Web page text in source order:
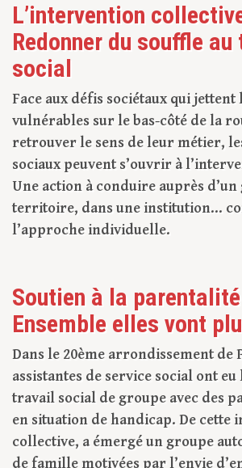
L’intervention
Redonner du souffle
social
Face aux défis sociétaux qui jettent
vulnérables sur le bas-côté de la
retrouver le sens de leur métier,
sociaux peuvent s’ouvrir à
Une action à conduire auprès
territoire, dans une institution…
l’approche individuelle.
Soutien à la parentalité
Ensemble elles vont
Dans le 20ème arrondissement de
assistantes de service social ont eu
travail social de groupe avec des
en situation de handicap. De cette
collective, a émergé un groupe
de famille motivées par l’envie